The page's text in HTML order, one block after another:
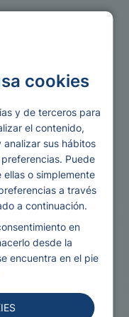
cookies
y de terceros para
el contenido,
sus hábitos
Puede
o simplemente
a través
a continuación.
en
desde la
encuentra en el pie